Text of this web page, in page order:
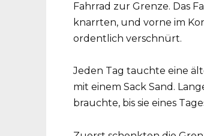
Fahrrad zur Grenze. Das
knarrten, und vorne im
ordentlich verschnürt.
Jeden Tag tauchte eine
mit einem Sack Sand.
brauchte, bis sie eines